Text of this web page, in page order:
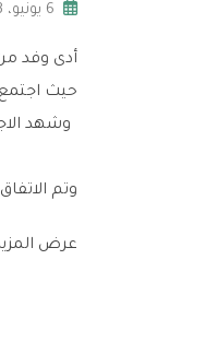
6 يونيو، 2023
حيث
وتم
عرض